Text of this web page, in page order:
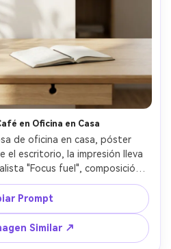
en Oficina en Casa
de oficina en casa, póster
el escritorio, la impresión lleva
"Focus fuel", composición
sombras suaves de plantas,
85mm, texturas fotorrealistas,
marca de agua --ar 4:5
Prompt
Similar ↗